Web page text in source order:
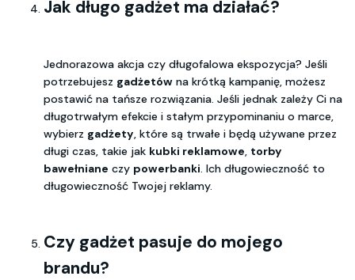
Jak długo gadżet ma działać?
Jednorazowa akcja czy długofalowa ekspozycja? Jeśli
potrzebujesz gadżetów na krótką kampanię, możesz
postawić na tańsze rozwiązania. Jeśli jednak zależy Ci na
długotrwałym efekcie i stałym przypominaniu o marce,
wybierz gadżety, które są trwałe i będą używane przez
długi czas, takie jak kubki reklamowe, torby
bawełniane czy powerbanki. Ich długowieczność to
długowieczność Twojej reklamy.
Czy gadżet pasuje do mojego
brandu?